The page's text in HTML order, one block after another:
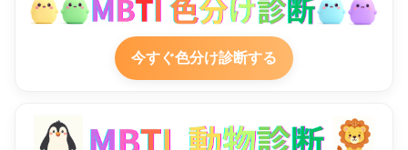
今すぐ色分け診断する